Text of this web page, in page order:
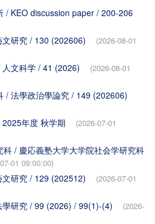
/ KEO discussion paper / 200-206
研究 / 130 (202606)
(2026-08-01
文科学 / 41 (2026)
(2026-08-01
/ 法學政治學論究 / 149 (202606)
年度 秋学期
(2026-07-01
/ 慶応義塾大学大学院社会学研究科
01 09:00:00)
研究 / 129 (202512)
(2026-07-01
研究 / 99 (2026) / 99(1)-(4)
(2026-